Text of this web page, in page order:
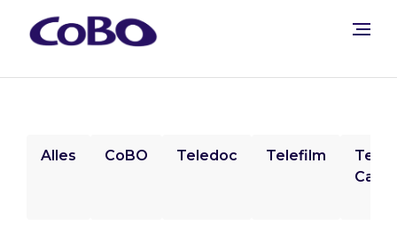
Alles CoBO Teledoc Telefilm